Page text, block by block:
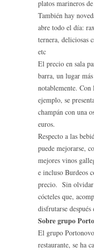
platos marineros
También hay
abre todo el día:
ternera, deliciosas
etc
El precio en sala
barra, un lugar
notablemente.
ejemplo, se
champán con una
euros.
Respecto a las
puede mejorarse,
mejores vinos
e incluso Burdeos
precio. Sin olvidar
cócteles que,
disfrutarse
Sobre grupo
El grupo
restaurante, se ha